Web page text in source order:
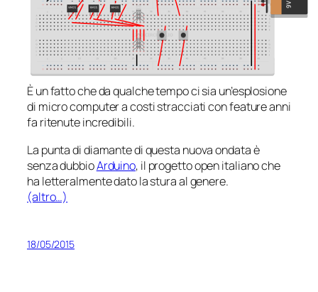
È un fatto che da qualche tempo ci sia un’esplosione
di micro computer a costi stracciati confeatureanni
fa ritenute incredibili.
La punta di diamante di questa nuova ondata è
senza dubbioArduino, il progetto open italiano che
ha letteralmente dato la stura al genere.
(altro…)
18/05/2015